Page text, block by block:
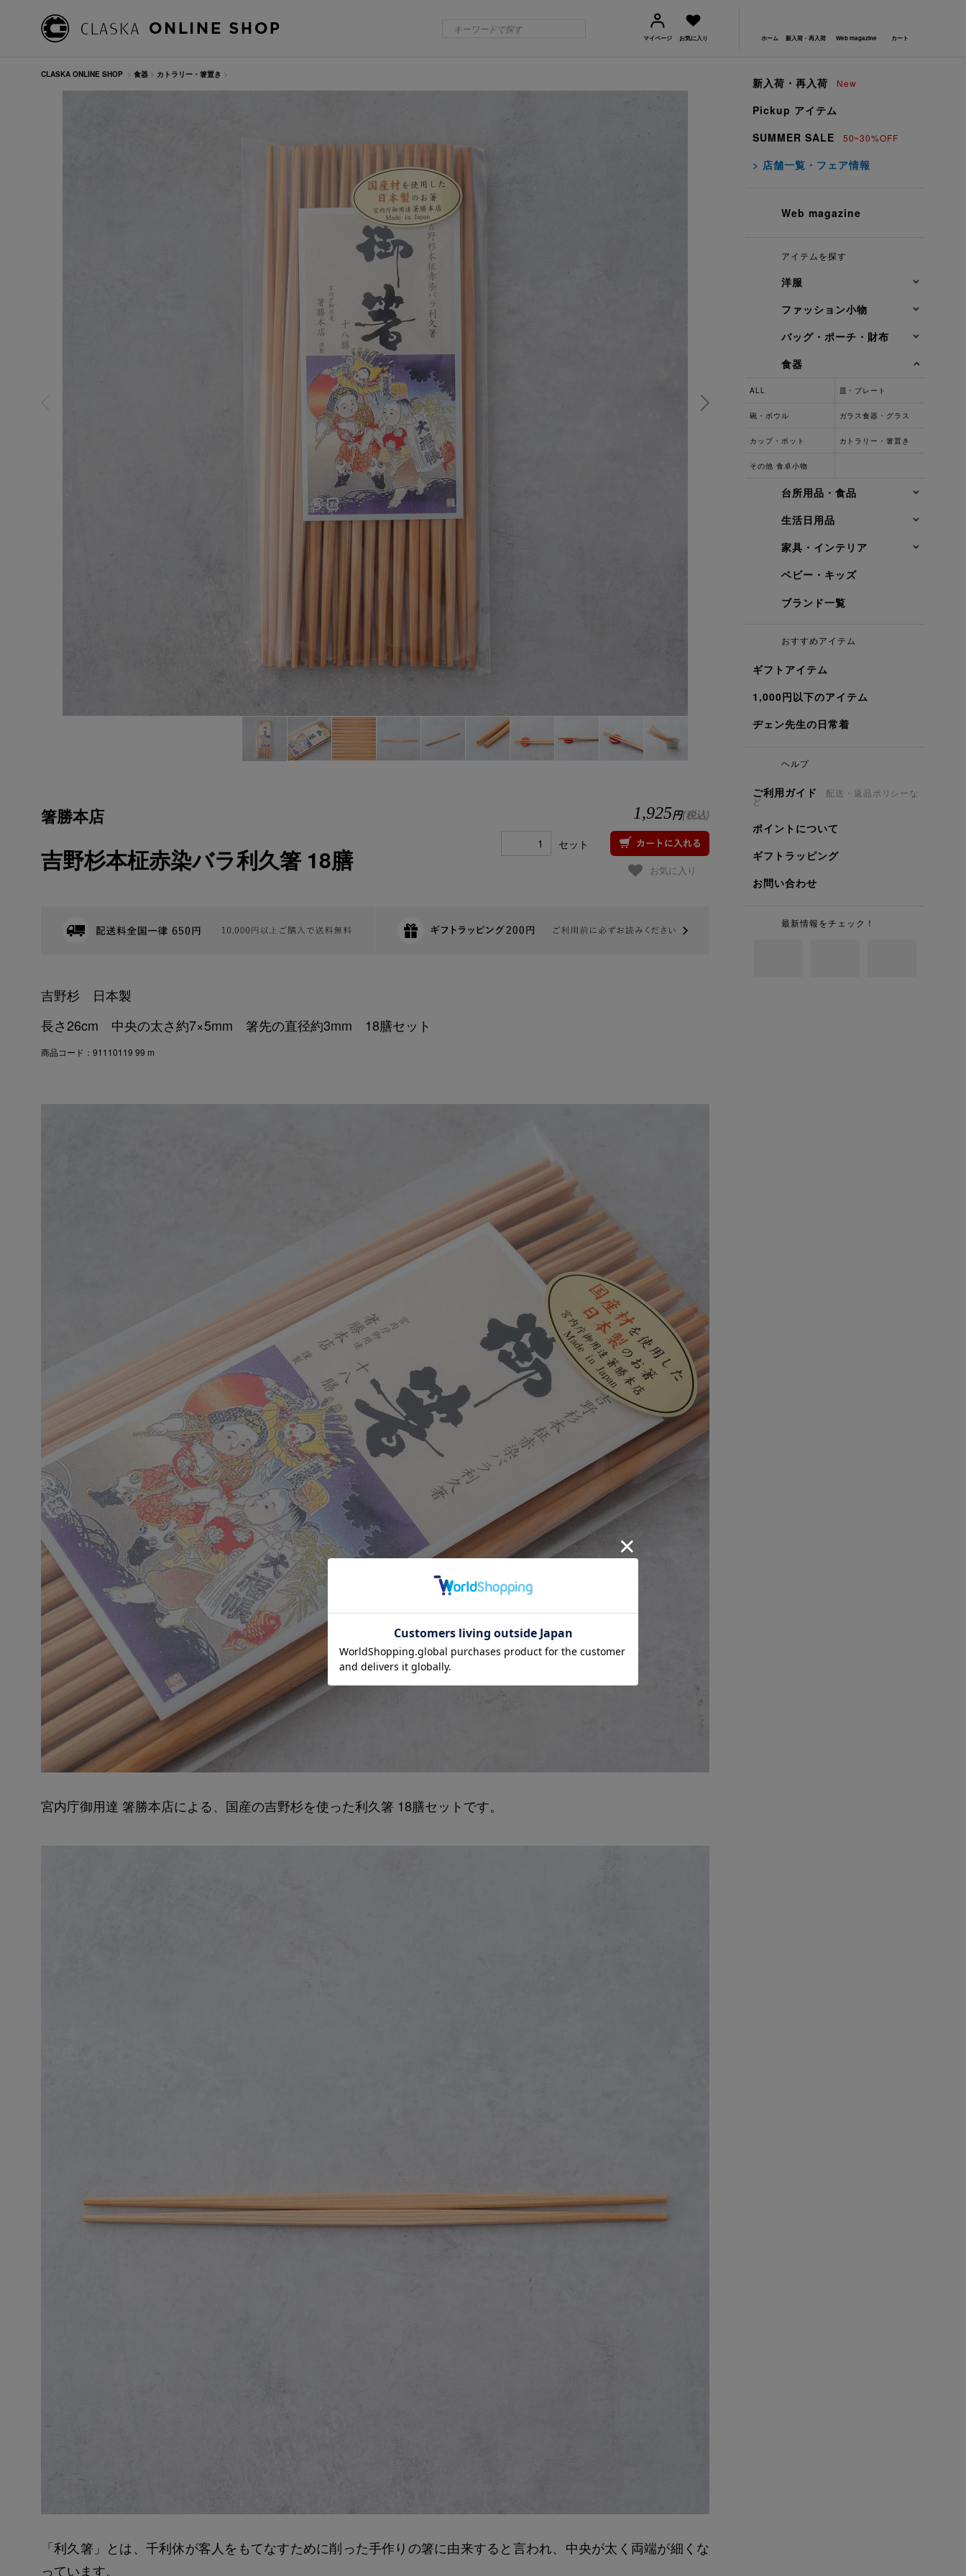
マイページ お気に入り ホーム 新入荷・再入荷 Web magazine カート
新入荷・再入荷 New
Pickup アイテム
SUMMER SALE
50~30%OFF
> 店舗一覧・フェア情報
Web magazine
アイテムを探す
洋服
ファッション小物
バッグ・ポーチ・財布
食器
ALL 皿・プレート
碗・ボウル ガラス食器・グラス
カップ・ポット カトラリー・箸置き
その他 食卓小物
台所用品・食品
生活日用品
家具・インテリア
ベビー・キッズ
ブランド一覧
おすすめアイテム
ギフトアイテム
1,000円以下のアイテム
ヂェン先生の日常着
ヘルプ
ご利用ガイド 配送・返品ポリシーな
ど
ポイントについて
ギフトラッピング
お問い合わせ
最新情報をチェック！
CLASKA ONLINE SHOP > 食器 > カトラリー・箸置き >
箸勝本店
吉野杉本柾赤染バラ利久箸 18膳
1,925円(税込)
セット
お気に入り
吉野杉 日本製
長さ26cm 中央の太さ約7×5mm 箸先の直径約3mm 18膳セット
商品コード：91110119 99 m
宮内庁御用達 箸勝本店による、国産の吉野杉を使った利久箸 18膳セットです。
「利久箸」とは、千利休が客人をもてなすために削った手作りの箸に由来すると言われ、中央が太く両端が細くな
っています。